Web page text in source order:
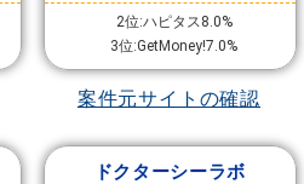
2位:ハピタス8.0%
3位:GetMoney!7.0%
案件元サイトの確認
ドクターシーラボ